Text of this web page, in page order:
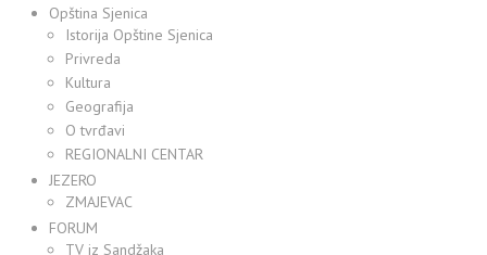
Opština Sjenica
Istorija Opštine Sjenica
Privreda
Kultura
Geografija
O tvrđavi
REGIONALNI CENTAR
JEZERO
ZMAJEVAC
FORUM
TV iz Sandžaka